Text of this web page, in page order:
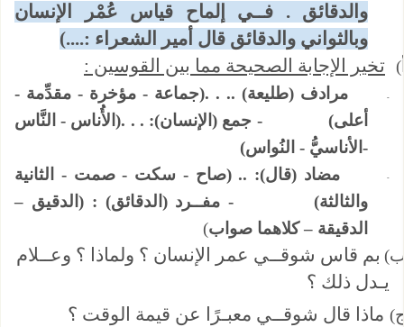
والدقائق . فــي إلماح قياس عُمْر الإنسان
وبالثواني والدقائق قال أمير الشعراء :....)
تخير الإجابة الصحيحة مما بين القوسين :
-
مرادف (طليعة) .. . .(جماعة - مؤخرة - مقدِّمة -
أعلى) - جمع (الإنسان): . . .(الأُناس - النَّاس
-الأناسيُّ - النُواس)
-
مضاد (قال): .. (صاح - سكت - صمت - الثانية
والثالثة) - مفــرد (الدقائق) : (الدقيق –
الدقيقة – كلاهما صواب)
بم قاس شوقــي عمر الإنسان ؟ ولماذا ؟ وعــلام
يـدل ذلك ؟
ماذا قال شوقــي معبـرًا عن قيمة الوقت ؟